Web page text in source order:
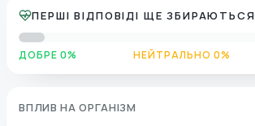
ПЕРШІ ВІДПОВІДІ ЩЕ ЗБИРАЮТЬСЯ
ДОБРЕ 0% НЕЙТРАЛЬНО 0%
ВПЛИВ НА ОРГАНІЗМ